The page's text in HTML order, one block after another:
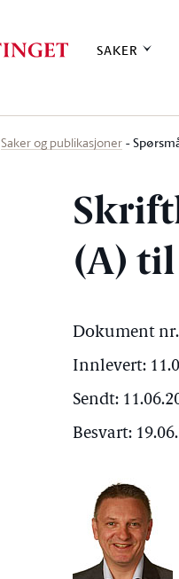
SAKER
Saker og publikasjoner
(A) til
Dokument nr.
Innlevert:
Sendt:
Besvart: